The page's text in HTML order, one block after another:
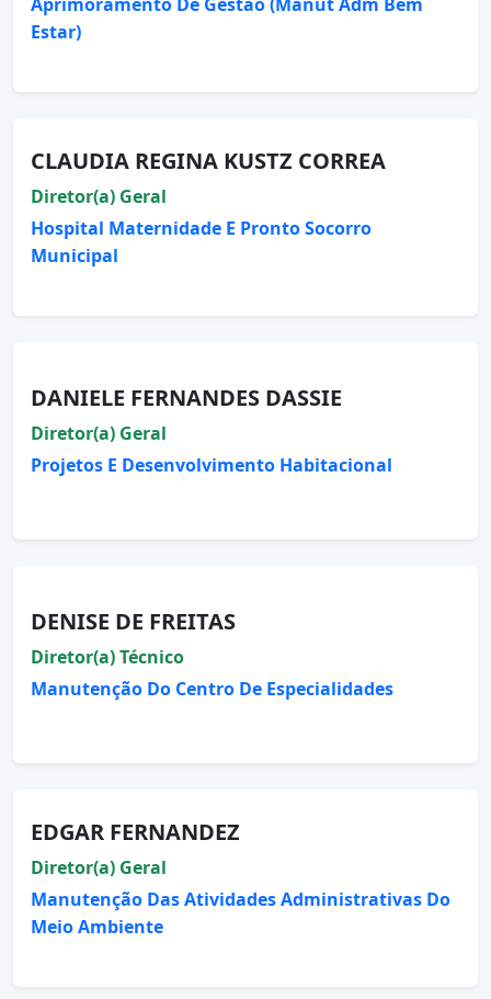
Estar)
CLAUDIA REGINA KUSTZ CORREA
Diretor(a) Geral
Hospital Maternidade E Pronto Socorro
Municipal
DANIELE FERNANDES DASSIE
Diretor(a) Geral
Projetos E Desenvolvimento Habitacional
DENISE DE FREITAS
Diretor(a) Técnico
Manutenção Do Centro De Especialidades
EDGAR FERNANDEZ
Diretor(a) Geral
Manutenção Das Atividades Administrativas Do
Meio Ambiente